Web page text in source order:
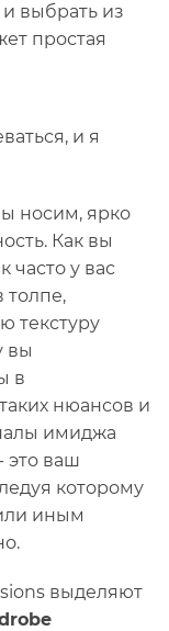
выбрать из
простая
и я
носим, ярко
Как вы
часто у вас
толпе,
текстуру
вы
в
нюансов и
имиджа
это ваш
которому
иным
выделяют